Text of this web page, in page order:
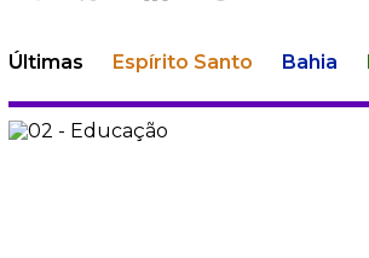
Últimas Espírito Santo Bahia